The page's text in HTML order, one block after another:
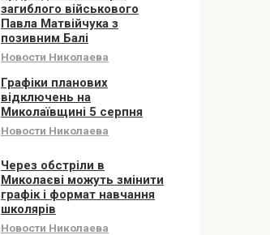
загиблого військового
Павла Матвійчука з
позивним Балі
Новости Николаева
Графіки планових
відключень на
Миколаївщині 5 серпня
Новости Николаева
Через обстріли в
Миколаєві можуть змінити
графік і формат навчання
школярів
Новости Николаева